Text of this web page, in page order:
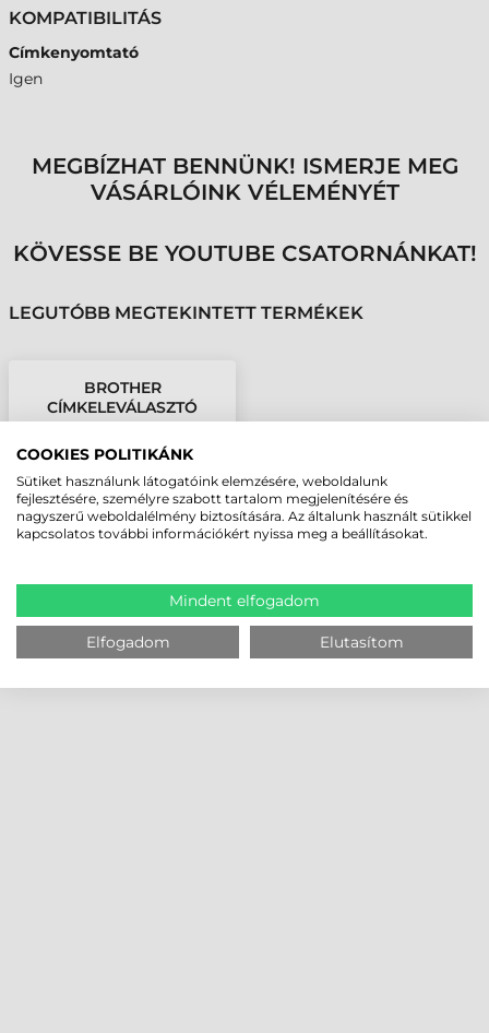
KOMPATIBILITÁS
Címkenyomtató
Igen
MEGBÍZHAT BENNÜNK! ISMERJE MEG
VÁSÁRLÓINK VÉLEMÉNYÉT
KÖVESSE BE YOUTUBE CSATORNÁNKAT!
LEGUTÓBB MEGTEKINTETT TERMÉKEK
BROTHER
CÍMKELEVÁLASZTÓ
(PEEL), TJ SERIES (MS)
COOKIES POLITIKÁNK
Sütiket használunk látogatóink elemzésére, weboldalunk
fejlesztésére, személyre szabott tartalom megjelenítésére és
nagyszerű weboldalélmény biztosítására. Az általunk használt sütikkel
kapcsolatos további információkért nyissa meg a beállításokat.
Mindent elfogadom
Elfogadom Elutasítom